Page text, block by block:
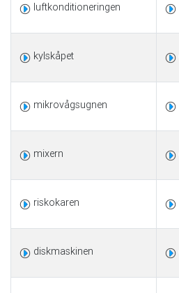
luftkonditioneringen
kylskåpet
mikrovågsugnen
mixern
riskokaren
diskmaskinen